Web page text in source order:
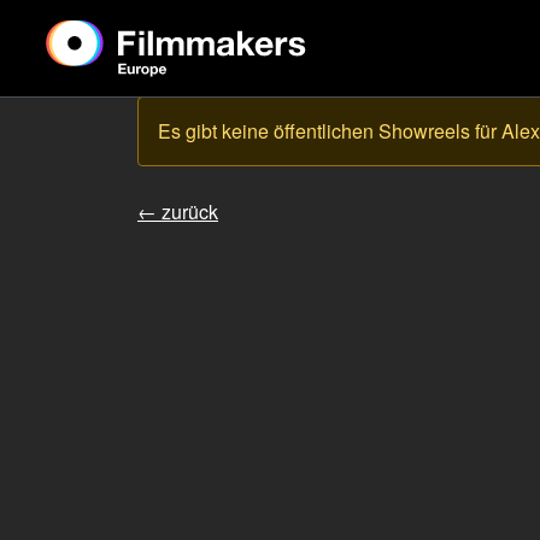
Es gibt keine öffentlichen Showreels für
← zurück